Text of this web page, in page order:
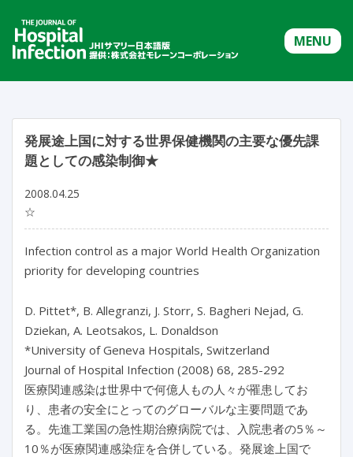
MENU
発展途上国に対する世界保健機関の主要な優先課
題としての感染制御★
2008.04.25
☆
Infection control as a major World Health Organization
priority for developing countries
D. Pittet*, B. Allegranzi, J. Storr, S. Bagheri Nejad, G.
Dziekan, A. Leotsakos, L. Donaldson
*University of Geneva Hospitals, Switzerland
Journal of Hospital Infection (2008) 68, 285-292
医療関連感染は世界中で何億人もの人々が罹患してお
り、患者の安全にとってのグローバルな主要問題であ
る。先進工業国の急性期治療病院では、入院患者の5％～
10％が医療関連感染症を合併している。発展途上国で